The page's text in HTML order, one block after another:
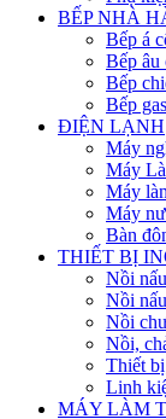
BẾP NHÀ
Bếp á
Bếp âu
Bếp
Bếp
ĐIỆN LẠNH
Máy
Máy
Máy
Máy
Bàn
THIẾT BỊ
Nồi
Nồi
Nồi
Nồi,
Thiết
Linh
MÁY LÀM